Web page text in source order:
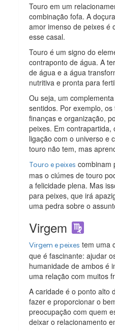
Touro em um
combinação fofa. A
amor imenso de peixes é
esse casal.
Touro é um signo do
contraponto de água. A
de água e a água
nutritiva e pronta para
Ou seja, um
sentidos. Por exemplo,
finanças e organização,
peixes. Em contrapartida,
ligação com o universo e
touro não tem, mas
Touro e peixes combinam
mas o ciúmes de touro
a felicidade plena. Mas
para peixes, que irá
uma pedra sobre o
Virgem
Virgem e peixes tem uma
que é fascinante: ajudar
humanidade de ambos é
uma relação com muitos
A caridade é o ponto alto
fazer e proporcionar o
preocupação com quem
deixar o relacionamento